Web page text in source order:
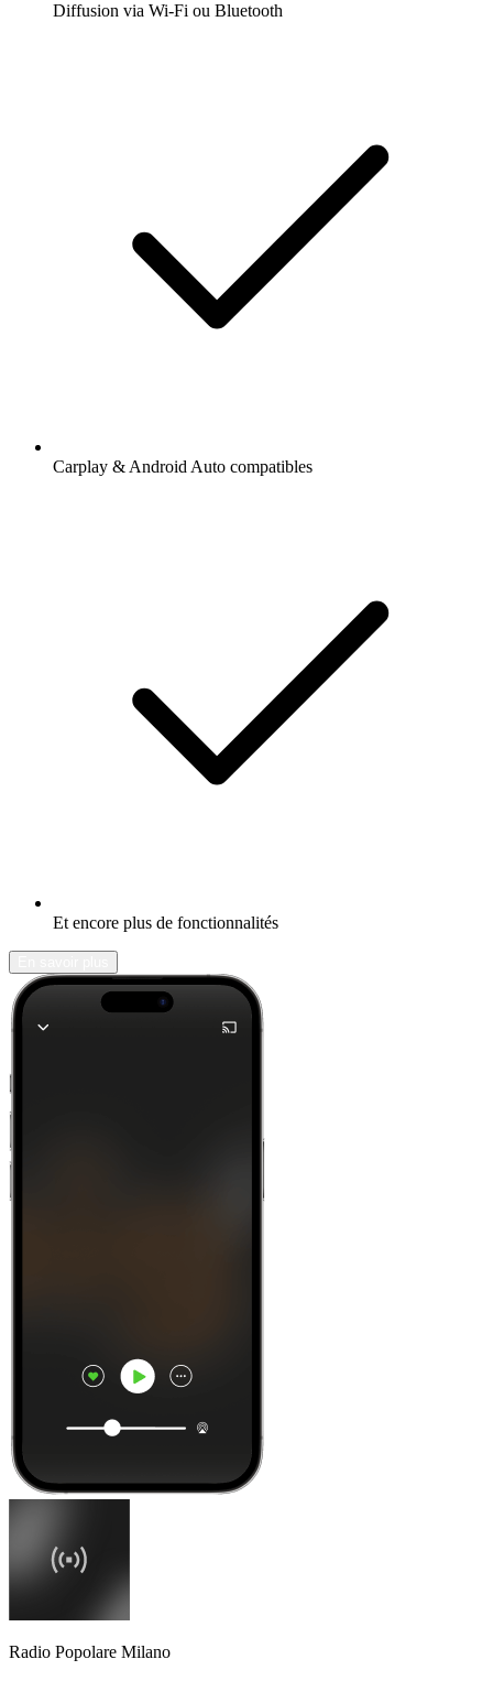
Diffusion via Wi-Fi ou Bluetooth
Carplay & Android Auto compatibles
Et encore plus de fonctionnalités
Radio Popolare Milano